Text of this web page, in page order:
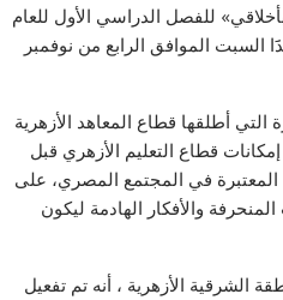
للفصل الدراسي الأول للعام
من غدََا السبت الموافق الرابع من نوفمبر
أطلقها قطاع المعاهد الأزهرية
قطاع التعليم الأزهري قبل
في المجتمع المصري، على
والأفكار الهادمة ليكون
الشرقية الأزهرية ، أنه تم تفعيل